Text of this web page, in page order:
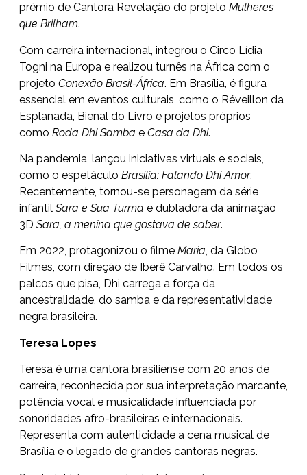
prêmio de Cantora Revelação do projeto Mulheres
que Brilham.
Com carreira internacional, integrou o Circo Lídia
Togni na Europa e realizou turnês na África com o
projeto Conexão Brasil-África. Em Brasília, é figura
essencial em eventos culturais, como o Réveillon da
Esplanada, Bienal do Livro e projetos próprios
como Roda Dhi Samba e Casa da Dhi.
Na pandemia, lançou iniciativas virtuais e sociais,
como o espetáculo Brasília: Falando Dhi Amor.
Recentemente, tornou-se personagem da série
infantil Sara e Sua Turma e dubladora da animação
3D Sara, a menina que gostava de saber.
Em 2022, protagonizou o filme Maria, da Globo
Filmes, com direção de Iberê Carvalho. Em todos os
palcos que pisa, Dhi carrega a força da
ancestralidade, do samba e da representatividade
negra brasileira.
Teresa Lopes
Teresa é uma cantora brasiliense com 20 anos de
carreira, reconhecida por sua interpretação marcante,
potência vocal e musicalidade influenciada por
sonoridades afro-brasileiras e internacionais.
Representa com autenticidade a cena musical de
Brasília e o legado de grandes cantoras negras.